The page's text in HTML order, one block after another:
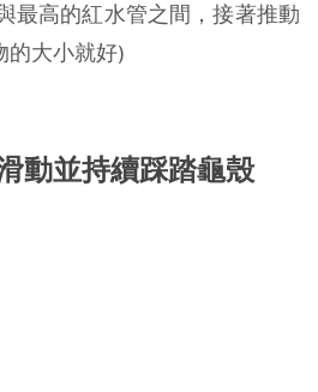
最高的紅水管之間，接著推動
的大小就好)
動並持續踩踏龜殼